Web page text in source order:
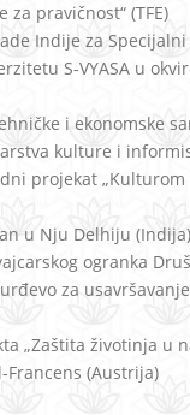
za pravičnost“ (TFE)
Indije za
S-VYASA u
i ekonomske
kulture i
projekat
u Nju Delhiju (Indija)
ogranka
za
životinja u
(Austrija)